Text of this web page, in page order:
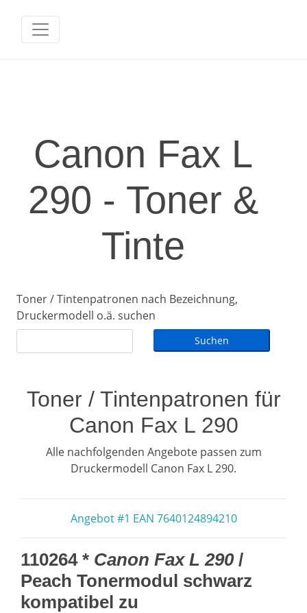
Canon Fax L
290 - Toner &
Tinte
Toner / Tintenpatronen nach Bezeichnung,
Druckermodell o.ä. suchen
Toner / Tintenpatronen für
Canon Fax L 290
Alle nachfolgenden Angebote passen zum
Druckermodell Canon Fax L 290.
Angebot #1 EAN 7640124894210
110264 * Canon Fax L 290/
Peach Tonermodul schwarz
kompatibel zu